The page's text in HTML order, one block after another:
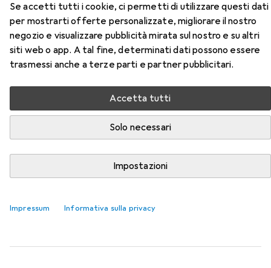
Se accetti tutti i cookie, ci permetti di utilizzare questi dati
per mostrarti offerte personalizzate, migliorare il nostro
negozio e visualizzare pubblicità mirata sul nostro e su altri
siti web o app. A tal fine, determinati dati possono essere
trasmessi anche a terze parti e partner pubblicitari.
Accetta tutti
Solo necessari
Impostazioni
Impressum Informativa sulla privacy
Accessori per Loc-Line Sistema
di tubi di raffreddamento
Qui trovi accessori adatti per il prodotto Loc-Line
Tornio
Loc-Line
Sistema di tubi di raffreddamento